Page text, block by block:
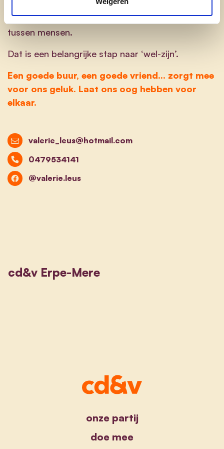
U merkt het.... ik ga vooral voor meer contact
tussen mensen.
Dat is een belangrijke stap naar ‘wel-zijn’.
Een goede buur, een goede vriend... zorgt mee
voor ons geluk. Laat ons oog hebben voor
elkaar.
valerie_leus@hotmail.com
0479534141
@valerie.leus
cd&v Erpe-Mere
onze partij
doe mee